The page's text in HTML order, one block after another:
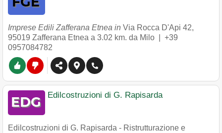
Imprese Edili Zafferana Etnea in Via Rocca D'Api 42,
95019 Zafferana Etnea a 3.02 km. da Milo | +39
0957084782
Edilcostruzioni di G. Rapisarda
Edilcostruzioni di G. Rapisarda - Ristrutturazione e